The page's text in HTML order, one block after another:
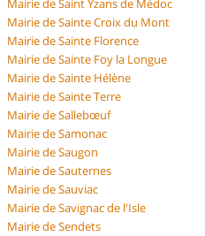
Mairie de Saint Yzans de Médoc
Mairie de Sainte Croix du Mont
Mairie de Sainte Florence
Mairie de Sainte Foy la Longue
Mairie de Sainte Hélène
Mairie de Sainte Terre
Mairie de Sallebœuf
Mairie de Samonac
Mairie de Saugon
Mairie de Sauternes
Mairie de Sauviac
Mairie de Savignac de l'Isle
Mairie de Sendets